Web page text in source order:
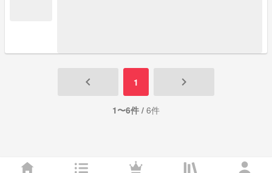
keyboard_arrow_left 1 keyboard_arrow_right
1〜6件 / 6件